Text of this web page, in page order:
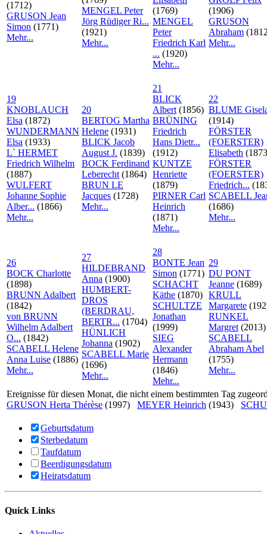
(1712)
GRUSON Jean
Simon (1771)
Mehr...
MENGEL Peter
Jörg Rüdiger Ri...
(1921)
Mehr...
(1769)
MENGEL
Peter
Friedrich Karl
... (1920)
Mehr...
(1906)
GRUSON
Abraham
Mehr...
19
KNOBLAUCH
Elsa (1872)
WUNDERMANN
Elsa (1933)
L` HERMET
Friedrich Wilhelm
(1887)
WULFERT
Johanne Sophie
Alber... (1866)
Mehr...
20
BERTOG Martha
Helene (1931)
BLICK Jacob
August J. (1839)
BOCK Ferdinand
Leberecht (1864)
BRUN LE
Jacques (1728)
Mehr...
21
BLICK
Albert (1856)
BRÜNING
Friedrich
Hans Dietr...
(1912)
KUNTZE
Henriette
(1879)
PIRNER Carl
Heinrich
(1871)
Mehr...
22
BLUME
(1914)
FÖRSTER
(FOERSTER)
Elisabeth
FÖRSTER
(FOERSTER)
Friedrich...
SCABELL
(1686)
Mehr...
26
BOCK Charlotte
(1898)
BRUNN Adalbert
(1842)
von BRUNN
Wilhelm Adalbert
O... (1842)
SCABELL Helene
Anna Luise (1886)
Mehr...
27
HILDEBRAND
Anna (1900)
HUMBERT-
DROS
(BERDRAU,
BERTR... (1704)
HÜNLICH
Johanna (1902)
SCABELL Marie
(1696)
Mehr...
28
BONTE Jean
Simon (1771)
SCHACHT
Käthe (1870)
SCHULTZE
Jonathan
(1999)
SIEG
Alexander
Hermann
(1846)
Mehr...
29
DU PONT
Jeanne (1689)
KRULL
Margarete
RUNKEL
Margret (2013)
SCABELL
Abraham Abel
(1755)
Mehr...
Ereignisse für diesen Monat, die nicht einem bestimmten Tag
GRUSON Herta Thérèse (1997) MEYER Heinrich (1943)
Geburtsdatum
Sterbedatum
Taufdatum
Beerdigungsdatum
Heiratsdatum
Quick Links